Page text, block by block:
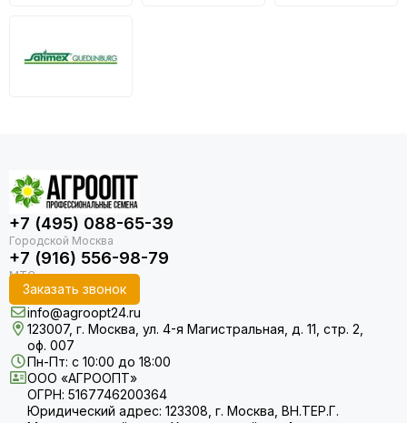
+7 (495) 088-65-39
+7 (916) 556-98-79
Заказать звонок
info@agroopt24.ru
123007, г. Москва, ул. 4-я Магистральная, д. 11, стр. 2,
оф. 007
Пн-Пт: с 10:00 до 18:00
ООО «АГРООПТ»
ОГРН: 5167746200364
Юридический адрес: 123308, г. Москва, ВН.ТЕР.Г.